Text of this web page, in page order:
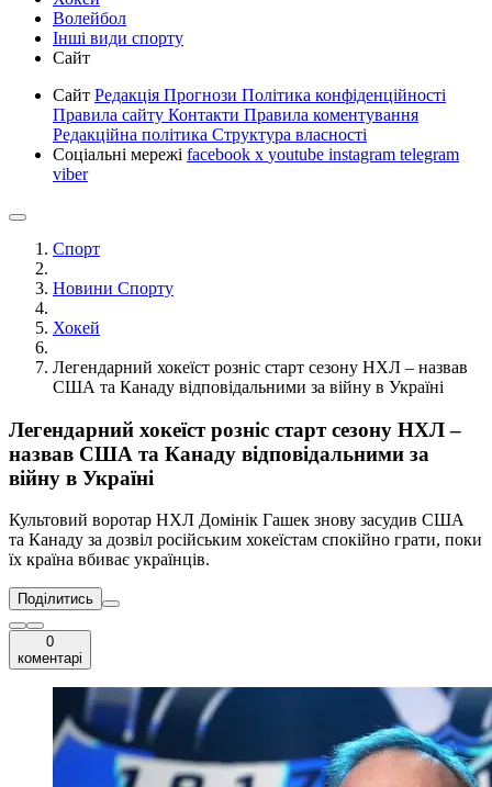
Волейбол
Інші види спорту
Сайт
Сайт Редакція Прогнози Політика конфіденційності
Правила сайту Контакти Правила коментування
Редакційна політика Структура власності
Соціальні мережі facebook x youtube instagram telegram
viber
Спорт
Новини Спорту
Хокей
Легендарний хокеїст розніс старт сезону НХЛ – назвав
США та Канаду відповідальними за війну в Україні
Легендарний хокеїст розніс старт сезону НХЛ –
назвав США та Канаду відповідальними за
війну в Україні
Культовий воротар НХЛ Домінік Гашек знову засудив США
та Канаду за дозвіл російським хокеїстам спокійно грати, поки
їх країна вбиває українців.
Поділитись
0
коментарі